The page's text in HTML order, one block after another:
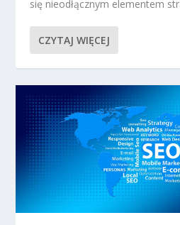
się nieodłącznym elementem
CZYTAJ WIĘCEJ